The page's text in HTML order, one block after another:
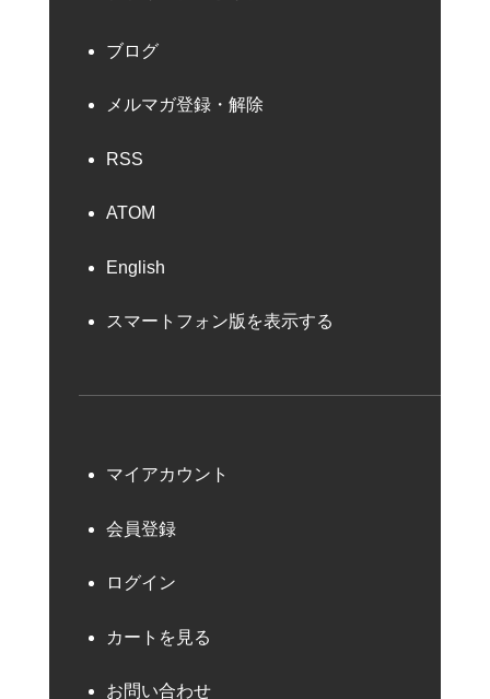
ブログ
メルマガ登録・解除
RSS
ATOM
English
スマートフォン版を表示する
マイアカウント
会員登録
ログイン
カートを見る
お問い合わせ